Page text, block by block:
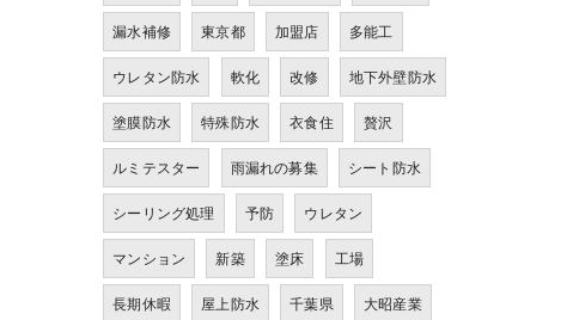
漏水補修 東京都 加盟店 多能工
ウレタン防水 軟化 改修 地下外壁防水
塗膜防水 特殊防水 衣食住 贅沢
ルミテスター 雨漏れの募集 シート防水
シーリング処理 予防 ウレタン
マンション 新築 塗床 工場
長期休暇 屋上防水 千葉県 大昭産業